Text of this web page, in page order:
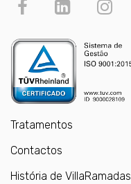
Tratamentos
Contactos
História de VillaRamadas